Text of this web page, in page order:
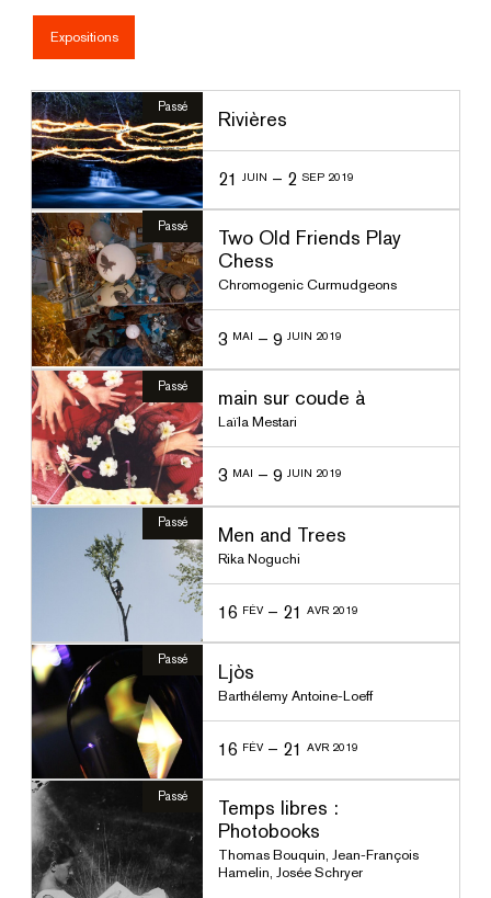
Expositions
Passé
Rivières
21JUIN – 2SEP 2019
Passé
Two Old Friends Play
Chess
Chromogenic Curmudgeons
3 MAI – 9JUIN 2019
Passé
main sur coude à
Laïla Mestari
3 MAI – 9JUIN 2019
Passé
Men and Trees
Rika Noguchi
16 FÉV – 21AVR 2019
Passé
Ljòs
Barthélemy Antoine-Loeff
16 FÉV – 21AVR 2019
Passé
Temps libres :
Photobooks
Thomas Bouquin,Jean-François
Hamelin,Josée Schryer